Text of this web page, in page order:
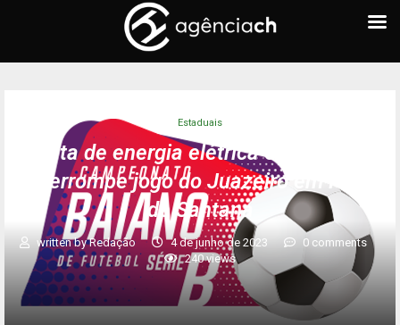
Estaduais
Falta de energia elétrica em estádio
interrompe jogo do Juazeiro em Feira
de Santana
written byRedação 4 de junho de 2023
0 comments
240views